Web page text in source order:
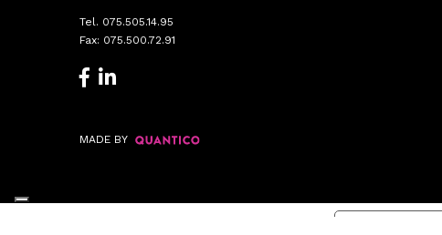
Tel. 075.505.14.95
Fax: 075.500.72.91
MADE BY